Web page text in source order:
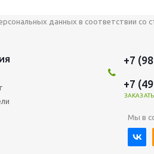
данных в соответствии со
+7
+7
Мы в